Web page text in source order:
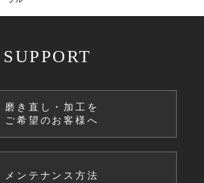
SUPPORT
磨き直し・加工を
ご希望のお客様へ
メンテナンス方法